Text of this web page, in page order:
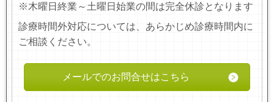
※木曜日終業～土曜日始業の間は完全休診となります
診療時間外対応については、あらかじめ診療時間内に
ご相談ください。
メールでのお問合せはこちら